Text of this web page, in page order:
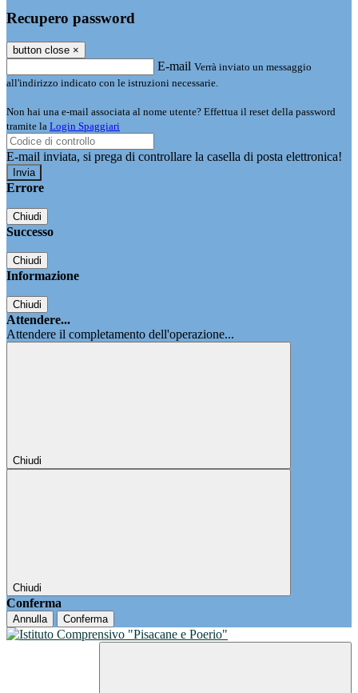
Recupero password
button close ×
E-mail Verrà inviato un messaggio
all'indirizzo indicato con le istruzioni necessarie.
Non hai una e-mail associata al nome utente? Effettua il reset della password
tramite la Login Spaggiari
E-mail inviata, si prega di controllare la casella di posta elettronica!
Errore
Chiudi
Successo
Chiudi
Informazione
Chiudi
Attendere...
Attendere il completamento dell'operazione...
Chiudi
Chiudi
Conferma
Annulla Conferma